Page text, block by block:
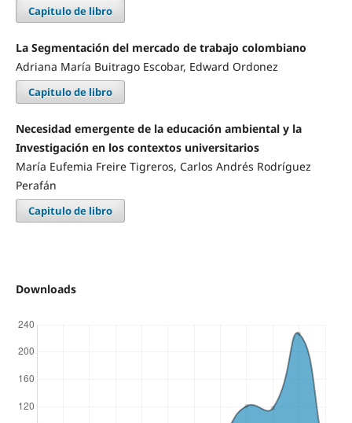
Capitulo de libro
La Segmentación del mercado de trabajo colombiano
Adriana María Buitrago Escobar, Edward Ordonez
Capitulo de libro
Necesidad emergente de la educación ambiental y la
Investigación en los contextos universitarios
María Eufemia Freire Tigreros, Carlos Andrés Rodríguez
Perafán
Capitulo de libro
Downloads